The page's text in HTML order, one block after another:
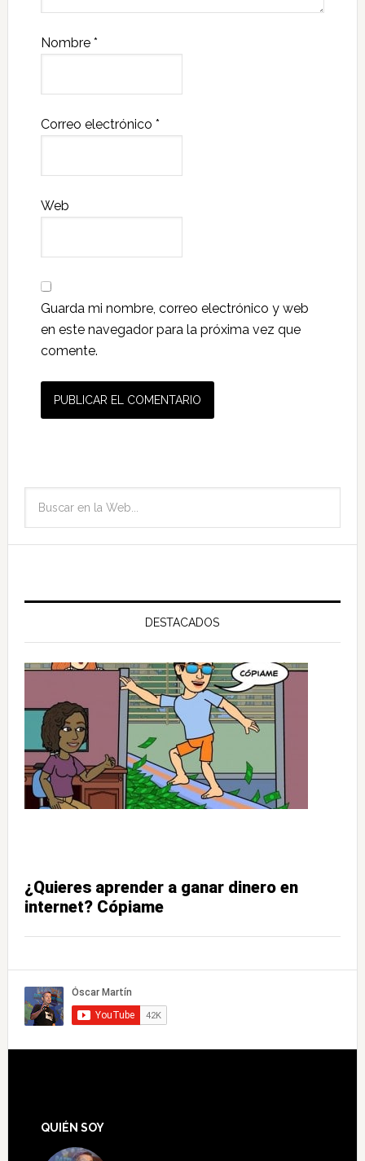
Nombre *
Correo electrónico *
Web
Guarda mi nombre, correo electrónico y web
en este navegador para la próxima vez que
comente.
DESTACADOS
¿Quieres aprender a ganar dinero en
internet? Cópiame
QUIÉN SOY